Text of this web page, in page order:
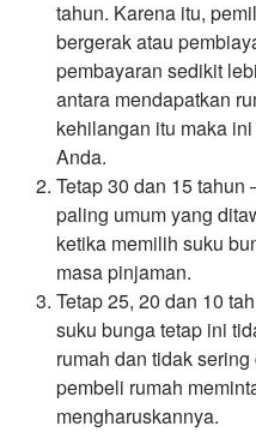
tahun. Karena itu,
bergerak atau
pembayaran sedikit
antara mendapatkan
kehilangan itu maka
Anda.
Tetap 30 dan 15
paling umum yang
ketika memilih suku
masa pinjaman.
Tetap 25, 20 dan 10
suku bunga tetap ini
rumah dan tidak
pembeli rumah
mengharuskannya.